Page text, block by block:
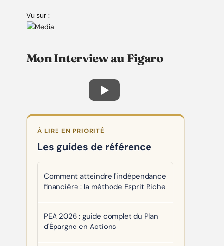
Vu sur :
Mon Interview au Figaro
À LIRE EN PRIORITÉ
Les guides de référence
Comment atteindre l'indépendance
financière : la méthode Esprit Riche
PEA 2026 : guide complet du Plan
d'Épargne en Actions